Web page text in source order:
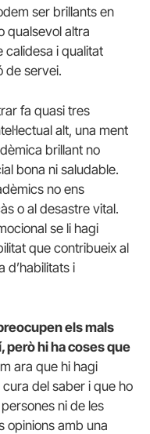
ser brillants en
qualsevol altra
calidesa i qualitat
de servei.
fa quasi tres
alt, una ment
brillant no
bona ni saludable.
no ens
o al desastre vital.
se li hagi
que contribueix al
d’habilitats i
els mals
però hi ha coses que
ara que hi hagi
del saber i que ho
ni de les
opinions amb una